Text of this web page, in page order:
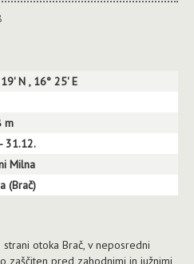
N , 16° 25' E
m
31.12.
Milna
(Brač)
otoka Brač, v neposredni
zaščiten pred zahodnimi in južnimi